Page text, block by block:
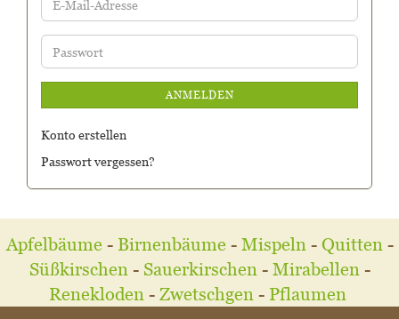
E-
Mail-
Adresse
Passwort
ANMELDEN
Konto erstellen
Passwort vergessen?
Apfelbäume - Birnenbäume - Mispeln- Quitten-
Süßkirschen - Sauerkirschen- Mirabellen -
Renekloden- Zwetschgen - Pflaumen